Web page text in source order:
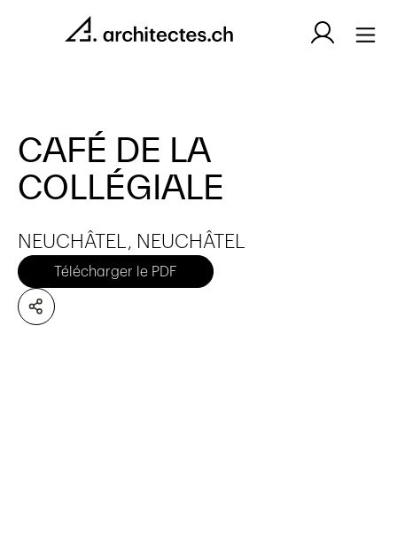
CAFÉ DE LA
COLLÉGIALE
NEUCHÂTEL, NEUCHÂTEL
Télécharger le PDF